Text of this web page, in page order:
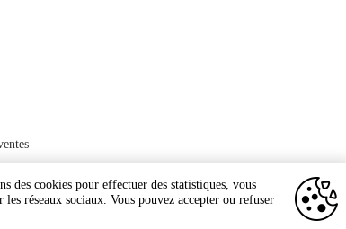
des cookies pour effectuer des statistiques, vous
réseaux sociaux. Vous pouvez accepter ou refuser